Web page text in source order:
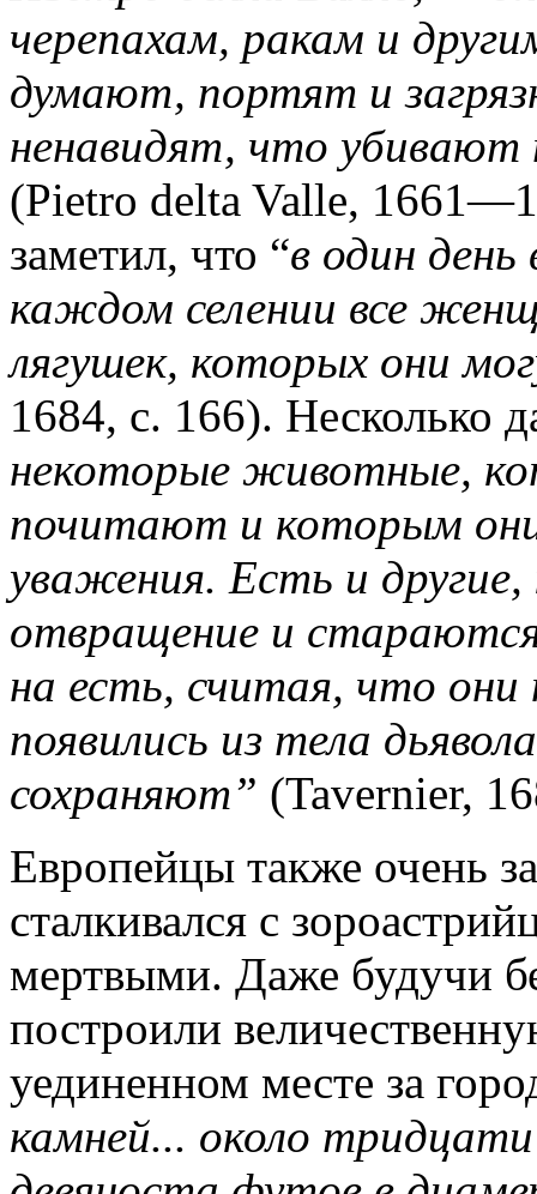
черепахам, ракам и
думают, портят и
ненавидят, что убивают
(Pietro delta Valle,
заметил, что “в один
каждом селении все
лягушек, которых они
1684, с. 166). Несколько
некоторые животные,
почитают и которым
уважения. Есть и
отвращение и
на есть, считая, что они
появились из тела
сохраняют” (Tavernier,
Европейцы также очень
сталкивался с
мертвыми. Даже будучи
построили
уединенном месте за
камней... около